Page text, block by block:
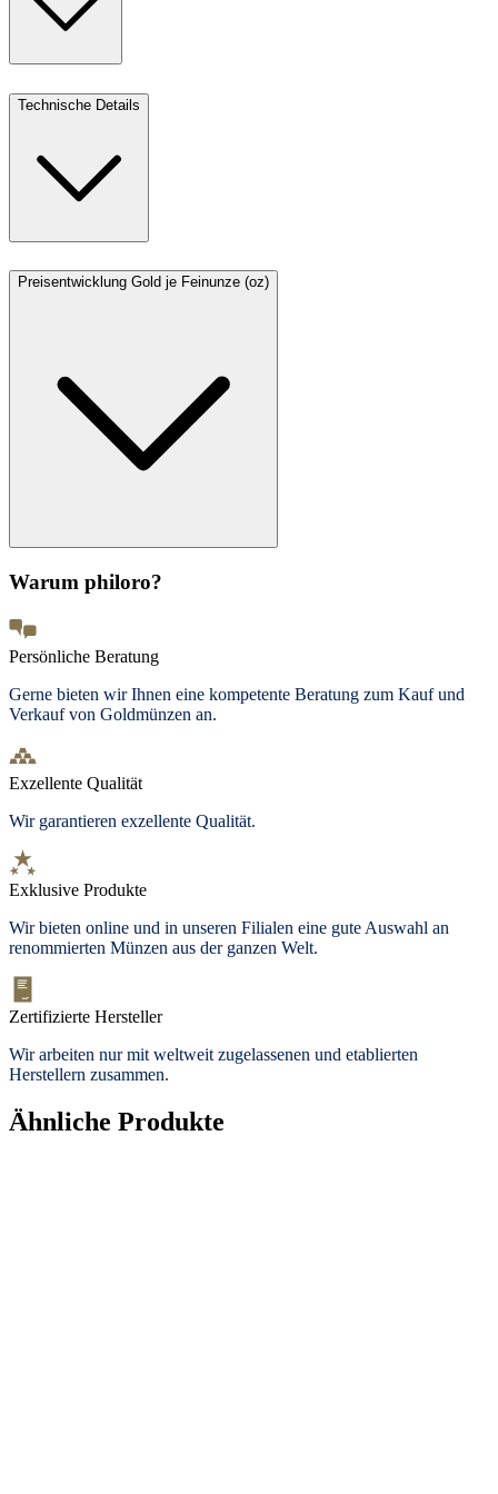
Technische Details
Preisentwicklung Gold je Feinunze (oz)
Warum philoro?
Persönliche Beratung
Gerne bieten wir Ihnen eine kompetente Beratung zum Kauf und
Verkauf von Goldmünzen an.
Exzellente Qualität
Wir garantieren exzellente Qualität.
Exklusive Produkte
Wir bieten online und in unseren Filialen eine gute Auswahl an
renommierten Münzen aus der ganzen Welt.
Zertifizierte Hersteller
Wir arbeiten nur mit weltweit zugelassenen und etablierten
Herstellern zusammen.
Ähnliche Produkte